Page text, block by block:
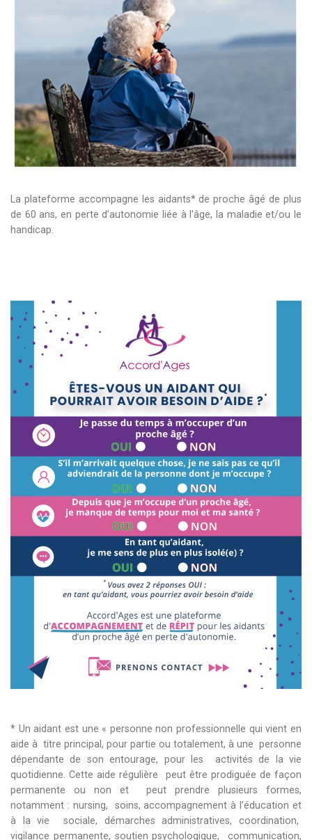
La plateforme accompagne les aidants* de proche âgé de plus
de 60 ans, en perte d’autonomie liée à l'âge, la maladie et/ou le
handicap.
* Un aidant est une « personne non professionnelle qui vient en
aide à titre principal, pour partie ou totalement, à une personne
dépendante de son entourage, pour les activités de la vie
quotidienne. Cette aide régulière peut être prodiguée de façon
permanente ou non et peut prendre plusieurs formes,
notamment : nursing, soins, accompagnement à l’éducation et
à la vie sociale, démarches administratives, coordination,
vigilance permanente, soutien psychologique, communication,